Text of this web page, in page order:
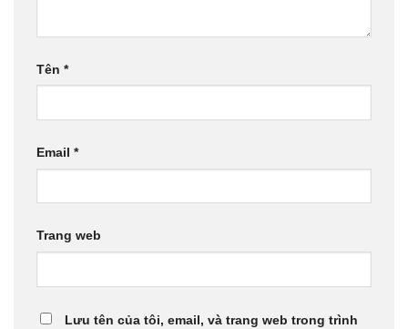
Tên *
Email *
Trang web
Lưu tên của tôi, email, và trang web trong trình